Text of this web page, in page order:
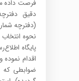
فرصت داده
دقیق
نحوه
پایگاه
اقدام
ضوابطی که